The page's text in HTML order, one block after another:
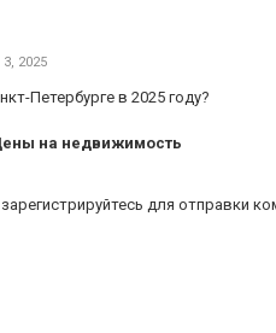
2025
Петербурге в 2025 году?
на недвижимость
зарегистрируйтесь для отправки